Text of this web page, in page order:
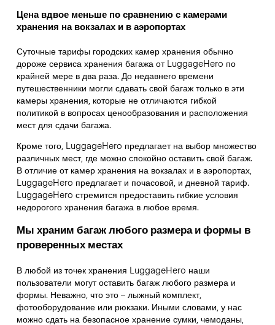
Цена вдвое меньше по сравнению с камерами
хранения на вокзалах и в аэропортах
Суточные тарифы городских камер хранения обычно
дороже сервиса хранения багажа от LuggageHero по
крайней мере в два раза. До недавнего времени
путешественники могли сдавать свой багаж только в эти
камеры хранения, которые не отличаются гибкой
политикой в вопросах ценообразования и расположения
мест для сдачи багажа.
Кроме того, LuggageHero предлагает на выбор множество
различных мест, где можно спокойно оставить свой багаж.
В отличие от камер хранения на вокзалах и в аэропортах,
LuggageHero предлагает и почасовой, и дневной тариф.
LuggageHero стремится предоставить гибкие условия
недорогого хранения багажа в любое время.
Мы храним багаж любого размера и формы в
проверенных местах
В любой из точек хранения LuggageHero наши
пользователи могут оставить багаж любого размера и
формы. Неважно, что это – лыжный комплект,
фотооборудование или рюкзаки. Иными словами, у нас
можно сдать на безопасное хранение сумки, чемоданы,